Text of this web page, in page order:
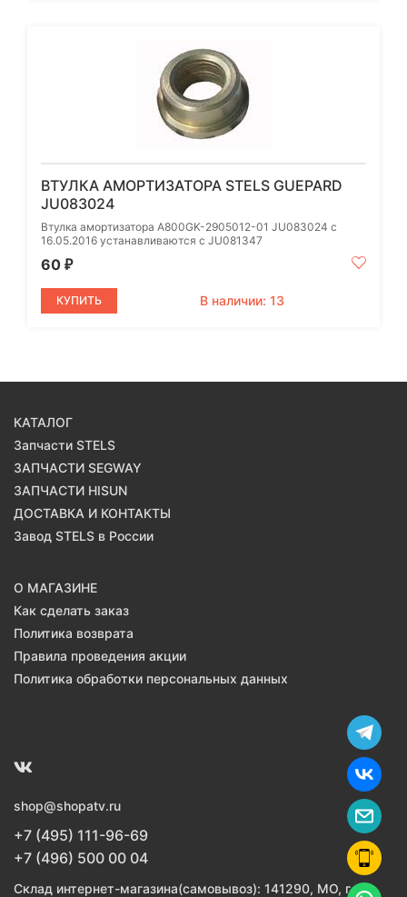
ВТУЛКА АМОРТИЗАТОРА STELS GUEPARD
JU083024
Втулка амортизатора A800GK-2905012-01 JU083024 с
16.05.2016 устанавливаются с JU081347
60 ₽
КУПИТЬ В наличии: 13
КАТАЛОГ
Запчасти STELS
ЗАПЧАСТИ SEGWAY
ЗАПЧАСТИ HISUN
ДОСТАВКА И КОНТАКТЫ
Завод STELS в России
О МАГАЗИНЕ
Как сделать заказ
Политика возврата
Правила проведения акции
Политика обработки персональных данных
shop@shopatv.ru
+7 (495) 111-96-69
+7 (496) 500 00 04
Склад интернет-магазина(самовывоз): 141290, МО, г.